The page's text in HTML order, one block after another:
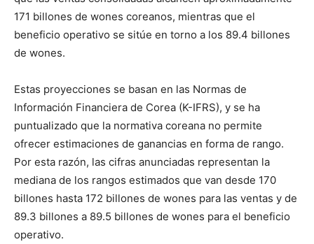
171 billones de wones coreanos, mientras que el
beneficio operativo se sitúe en torno a los 89.4 billones
de wones.
Estas proyecciones se basan en las Normas de
Información Financiera de Corea (K-IFRS), y se ha
puntualizado que la normativa coreana no permite
ofrecer estimaciones de ganancias en forma de rango.
Por esta razón, las cifras anunciadas representan la
mediana de los rangos estimados que van desde 170
billones hasta 172 billones de wones para las ventas y de
89.3 billones a 89.5 billones de wones para el beneficio
operativo.